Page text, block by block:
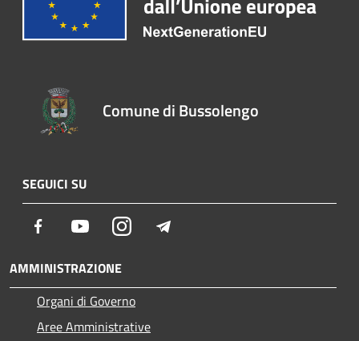
Comune di Bussolengo
SEGUICI SU
Facebook YoutubeInstagram
AMMINISTRAZIONE
Organi di Governo
Aree Amministrative